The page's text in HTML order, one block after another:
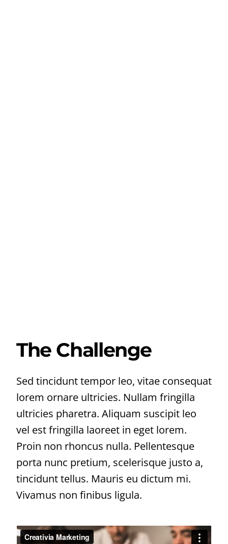
The Challenge
Sed tincidunt tempor leo, vitae consequat
lorem ornare ultricies. Nullam fringilla
ultricies pharetra. Aliquam suscipit leo
vel est fringilla laoreet in eget lorem.
Proin non rhoncus nulla. Pellentesque
porta nunc pretium, scelerisque justo a,
tincidunt tellus. Mauris eu dictum mi.
Vivamus non finibus ligula.